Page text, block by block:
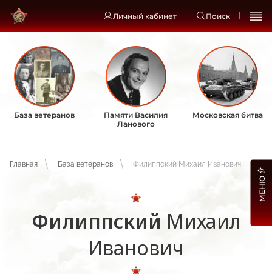
Личный кабинет Поиск
База ветеранов
Памяти Василия
Ланового
Московская битва
Главная База ветеранов Филиппский Михаил Иванович
Филиппский Михаил
Иванович
МЕНЮ